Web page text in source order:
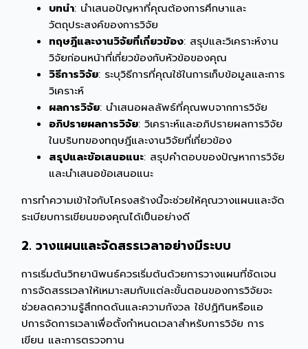
บทนำ: นำเสนอปัญหาที่คุณต้องการศึกษาและ
วัตถุประสงค์ของการวิจัย
ทฤษฎีและงานวิจัยที่เกี่ยวข้อง: สรุปและวิเคราะห์งาน
วิจัยก่อนหน้าที่เกี่ยวข้องกับหัวข้อของคุณ
วิธีการวิจัย: ระบุวิธีการที่คุณใช้ในการเก็บข้อมูลและการ
วิเคราะห์
ผลการวิจัย: นำเสนอผลลัพธ์ที่คุณพบจากการวิจัย
อภิปรายผลการวิจัย: วิเคราะห์และอภิปรายผลการวิจัย
ในบริบทของทฤษฎีและงานวิจัยที่เกี่ยวข้อง
สรุปและข้อเสนอแนะ: สรุปคำตอบของปัญหาการวิจัย
และนำเสนอข้อเสนอแนะ
การทำความเข้าใจกับโครงสร้างนี้จะช่วยให้คุณวางแผนและจัด
ระเบียบการเขียนของคุณได้เป็นอย่างดี
2. วางแผนและจัดสรรเวลาอย่างมีระบบ
การเริ่มต้นวิทยานิพนธ์ควรเริ่มต้นด้วยการวางแผนที่ชัดเจน
การจัดสรรเวลาให้เหมาะสมกับแต่ละขั้นตอนของการวิจัยจะ
ช่วยลดความรู้สึกกดดันและความกังวล ใช้ปฏิทินหรือแอ
ปการจัดการเวลาเพื่อตั้งกำหนดเวลาสำหรับการวิจัย การ
เขียน และการตรวจทาน